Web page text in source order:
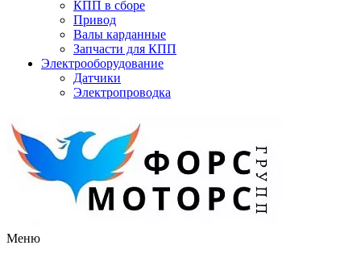
КПП в сборе
Привод
Валы карданные
Запчасти для КПП
Электрооборудование
Датчики
Электропроводка
Меню